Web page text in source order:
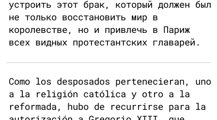
устроить этот брак, который должен был
не только восстановить мир в
королевстве, но и привлечь в Париж
всех видных протестантских главарей.
Como los desposados pertenecieran, uno
a la religión católica y otro a la
reformada, hubo de recurrirse para la